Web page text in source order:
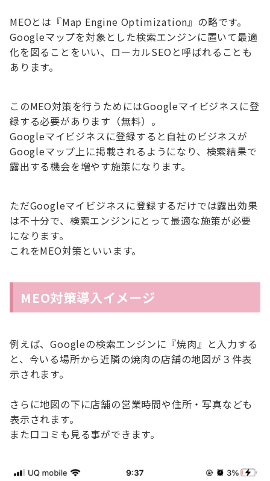
MEOとは『Map Engine Optimization』の略です。
Googleマップを対象とした検索エンジンに置いて最適
化を図ることをいい、ローカルSEOと呼ばれることも
あります。
このMEO対策を行うためにはGoogleマイビジネスに登
録する必要があります（無料）。
Googleマイビジネスに登録すると自社のビジネスが
Googleマップ上に掲載されるようになり、検索結果で
露出する機会を増やす施策になります。
ただGoogleマイビジネスに登録するだけでは露出効果
は不十分で、検索エンジンにとって最適な施策が必要
になります。
これをMEO対策といいます。
MEO対策導入イメージ
例えば、Googleの検索エンジンに『焼肉』と入力する
と、今いる場所から近隣の焼肉の店舗の地図が３件表
示されます。
さらに地図の下に店舗の営業時間や住所・写真なども
表示されます。
また口コミも見る事ができます。